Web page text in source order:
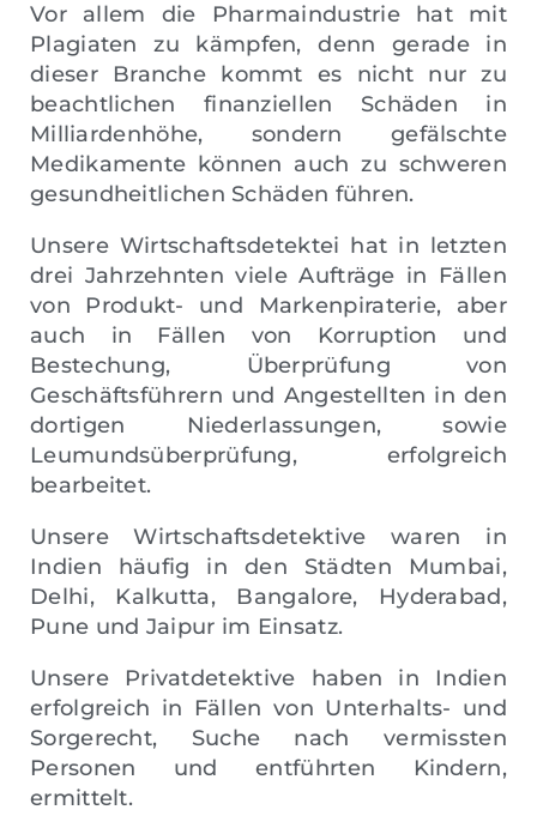
Vor allem die Pharmaindustrie hat mit
Plagiaten zu kämpfen, denn gerade in
dieser Branche kommt es nicht nur zu
beachtlichen finanziellen Schäden in
Milliardenhöhe, sondern gefälschte
Medikamente können auch zu schweren
gesundheitlichen Schäden führen.
Unsere Wirtschaftsdetektei hat in letzten
drei Jahrzehnten viele Aufträge in Fällen
von Produkt- und Markenpiraterie, aber
auch in Fällen von Korruption und
Bestechung, Überprüfung von
Geschäftsführern und Angestellten in den
dortigen Niederlassungen, sowie
Leumundsüberprüfung, erfolgreich
bearbeitet.
Unsere Wirtschaftsdetektive waren in
Indien häufig in den Städten Mumbai,
Delhi, Kalkutta, Bangalore, Hyderabad,
Pune und Jaipur im Einsatz.
Unsere Privatdetektive haben in Indien
erfolgreich in Fällen von Unterhalts- und
Sorgerecht, Suche nach vermissten
Personen und entführten Kindern,
ermittelt.